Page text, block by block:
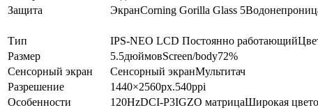
Защита
ЭкранCorning Gorilla Glass 5
Тип
IPS-NEO LCD Постоянно работающий
Размер
5.5дюймовScreen/body72%
Сенсорный экран
Сенсорный экранМультитач
Разрешение
1440×2560px.540ppi
Особенности
120HzDCI-P3IGZO матрицаШирокая